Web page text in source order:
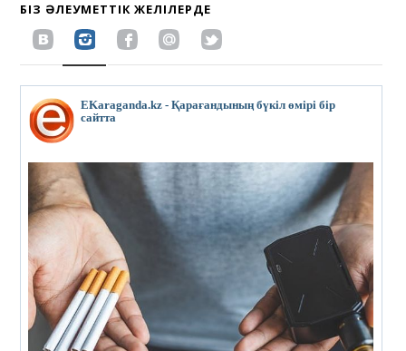
БІЗ ӘЛЕУМЕТТІК ЖЕЛІЛЕРДЕ
EKaraganda.kz - Қарағандының бүкіл өмірі бір
сайтта